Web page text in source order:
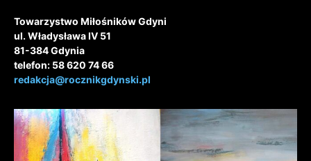
Towarzystwo Miłośników Gdyni
ul. Władysława IV 51
81-384 Gdynia
telefon: 58 620 74 66
redakcja@rocznikgdynski.pl